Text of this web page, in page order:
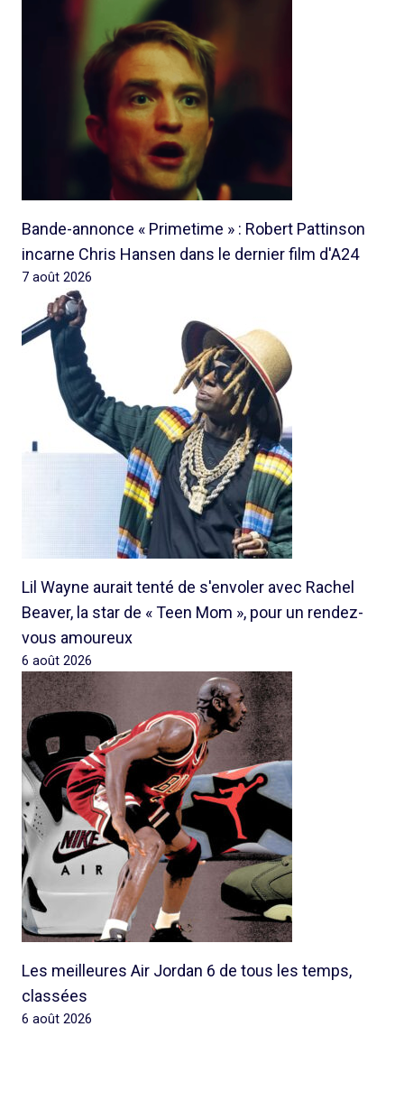
Bande-annonce « Primetime » : Robert Pattinson
incarne Chris Hansen dans le dernier film d'A24
7 août 2026
Lil Wayne aurait tenté de s'envoler avec Rachel
Beaver, la star de « Teen Mom », pour un rendez-
vous amoureux
6 août 2026
Les meilleures Air Jordan 6 de tous les temps,
classées
6 août 2026